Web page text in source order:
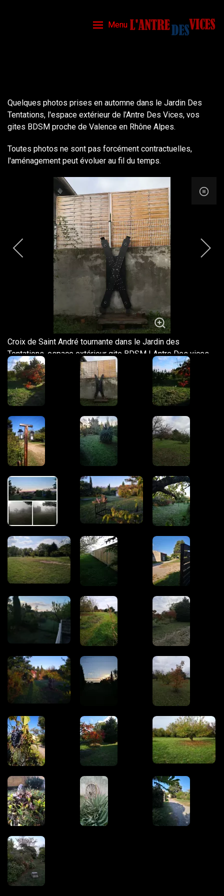
Menu
Quelques photos prises en automne dans le Jardin Des
Tentations, l'espace extérieur de l'Antre Des Vices, vos
gites BDSM proche de Valence en Rhône Alpes.
Toutes photos ne sont pas forcément contractuelles,
l'aménagement peut évoluer au fil du temps.
Croix de Saint André tournante dans le Jardin des
Tentations, espace extérieur gite BDSM | Antre Des vices,
Valence